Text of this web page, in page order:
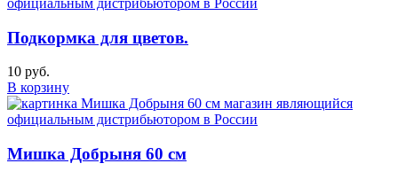
Подкормка для цветов.
10 руб.
В корзину
Мишка Добрыня 60 см